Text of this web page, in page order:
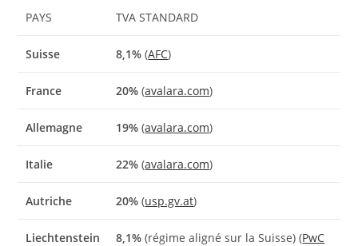
PAYS TVA STANDARD
Suisse 8,1% (AFC)
France 20% (avalara.com)
Allemagne 19% (avalara.com)
Italie 22% (avalara.com)
Autriche 20% (usp.gv.at)
Liechtenstein 8,1% (régime aligné sur la Suisse) (PwC